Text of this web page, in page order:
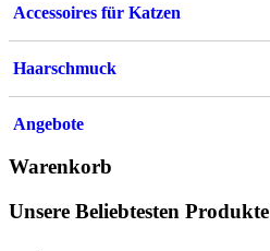
Accessoires für Katzen
Haarschmuck
Angebote
Warenkorb
Unsere Beliebtesten Produkte